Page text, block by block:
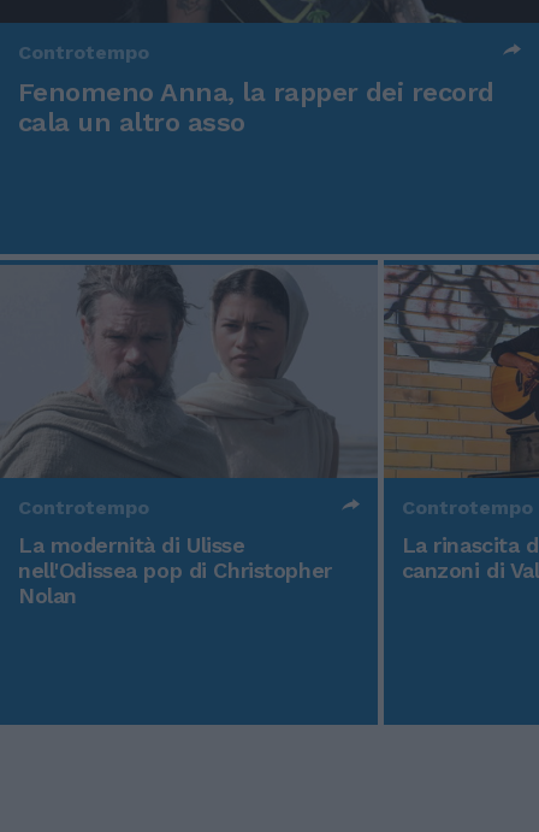
Controtempo
Fenomeno Anna, la rapper dei record
cala un altro asso
Controtempo
La modernità di Ulisse
nell'Odissea pop di Christopher
Nolan
Controtempo
La rinascita
canzoni di